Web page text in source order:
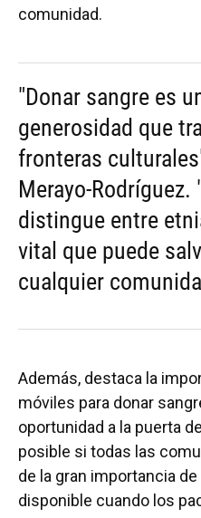
comunidad.
"Donar sangre es
generosidad que
fronteras
Merayo-Rodríguez.
distingue entre
vital que puede
cualquier
Además, destaca la
móviles para donar
oportunidad a la puerta
posible si todas las
de la gran importancia
disponible cuando los